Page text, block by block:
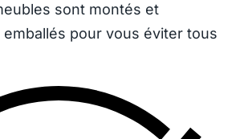
sont montés et
pour vous éviter tous